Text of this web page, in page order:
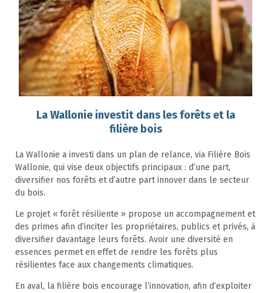
La Wallonie investit dans les forêts et la
filière bois
La Wallonie a investi dans un plan de relance, via Filière Bois
Wallonie, qui vise deux objectifs principaux : d’une part,
diversifier nos forêts et d’autre part innover dans le secteur
du bois.
Le projet « forêt résiliente » propose un accompagnement et
des primes afin d’inciter les propriétaires, publics et privés, à
diversifier davantage leurs forêts. Avoir une diversité en
essences permet en effet de rendre les forêts plus
résilientes face aux changements climatiques.
En aval, la filière bois encourage l’innovation, afin d’exploiter